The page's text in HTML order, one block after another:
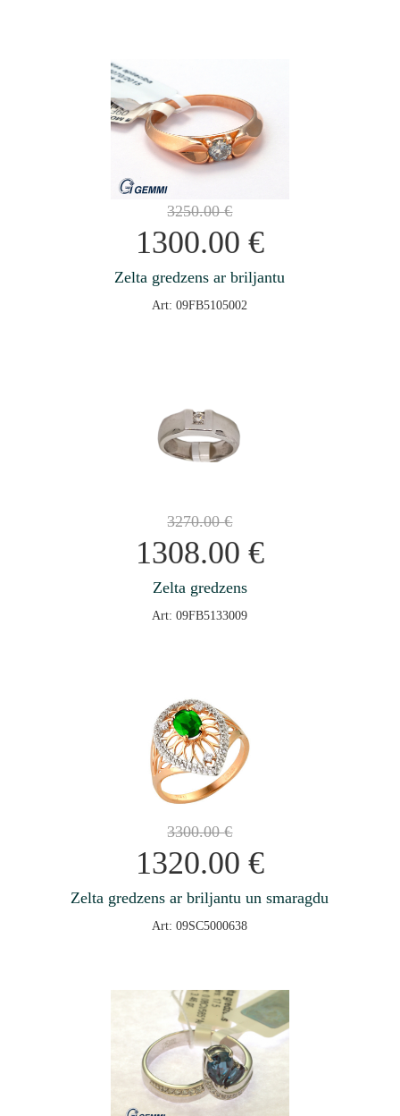
3250.00€
1300.00 €
Zelta gredzens ar briljantu
Art: 09FB5105002
3270.00€
1308.00 €
Zelta gredzens
Art: 09FB5133009
3300.00€
1320.00 €
Zelta gredzens ar briljantu un smaragdu
Art: 09SC5000638